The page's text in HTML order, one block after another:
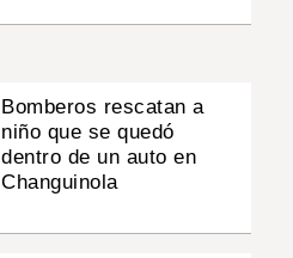
Bomberos rescatan a
niño que se quedó
dentro de un auto en
Changuinola